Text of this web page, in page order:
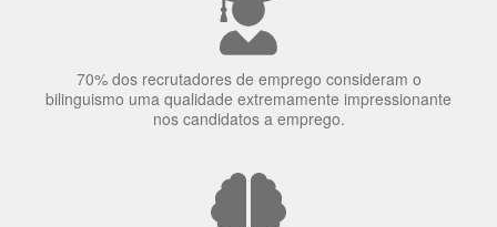
70% dos recrutadores de emprego consideram o
nos candidatos a emprego.